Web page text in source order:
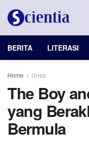
BERITA LITERASI
Home Unes
The Boy
yang
Bermula